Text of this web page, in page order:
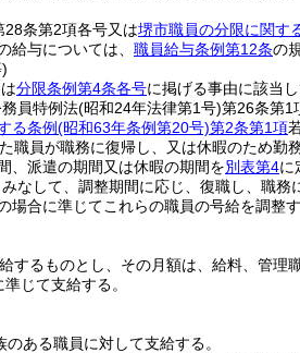
条第2項各号又は堺市職員の分限に関す
給与については、 職員給与条例第12条の
分限条例第4条各号に掲げる事由に該当
員特例法(昭和24年法律第1号)第26条第1
る条例(昭和63年条例第20号)第2条第1項
職員が職務に復帰し、又は休暇のため
、派遣の期間又は休暇の期間を別表第4に
なして、調整期間に応じ、復職し、職
場合に準じてこれらの職員の号給を調整す
するものとし、その月額は、給料、管理
じて支給する。
ある職員に対して支給する。